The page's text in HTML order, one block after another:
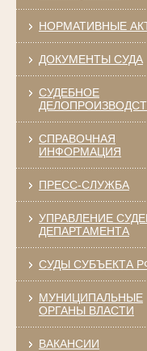
НОРМАТИВНЫЕ
ДОКУМЕНТЫ СУДА
СУДЕБНОЕ
СПРАВОЧНАЯ
ИНФОРМАЦИЯ
ПРЕСС-СЛУЖБА
УПРАВЛЕНИЕ
ДЕПАРТАМЕНТА
СУДЫ СУБЪЕКТА
МУНИЦИПАЛЬНЫЕ
ОРГАНЫ ВЛАСТИ
ВАКАНСИИ